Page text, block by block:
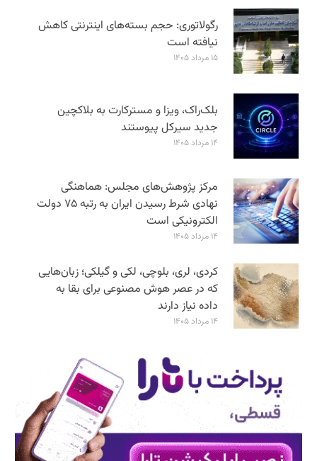
رگولاتوری: حجم بسته‌های اینترنتی کاهش
نیافته است
۱۵ مرداد ۱۴۰۵
بلک‌راک، ویزا و مسترکارت به بلاکچین
جدید سیرکل پیوستند
۱۴ مرداد ۱۴۰۵
مرکز پژوهش‌های مجلس: هماهنگی
نهادی شرط رسیدن ایران به رتبه ۷۵ دولت
الکترونیکی است
۱۴ مرداد ۱۴۰۵
کردی، لری، بلوچی، لکی و گیلکی؛ زبان‌هایی
که در عصر هوش مصنوعی برای بقا به
داده نیاز دارند
۱۴ مرداد ۱۴۰۵